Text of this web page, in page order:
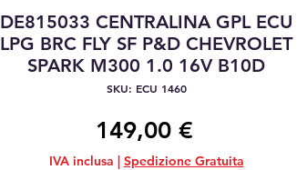
DE815033 CENTRALINA GPL ECU
LPG BRC FLY SF P&D CHEVROLET
SPARK M300 1.0 16V B10D
SKU: ECU 1460
149,00 €Prezzo
IVA inclusa | Spedizione Gratuita